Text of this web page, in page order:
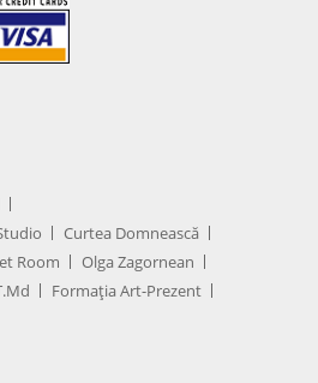
Curtea Domnească
Room
Olga Zagornean
Formația Art-Prezent